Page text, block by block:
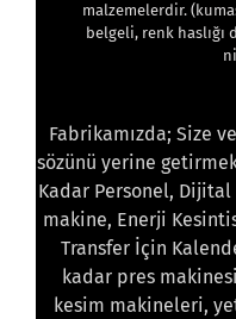
malzemelerdir.
belgeli, renk haslığı
Fabrikamızda; Size
sözünü yerine
Kadar Personel,
makine, Enerji
Transfer İçin
kadar pres
kesim makineleri,